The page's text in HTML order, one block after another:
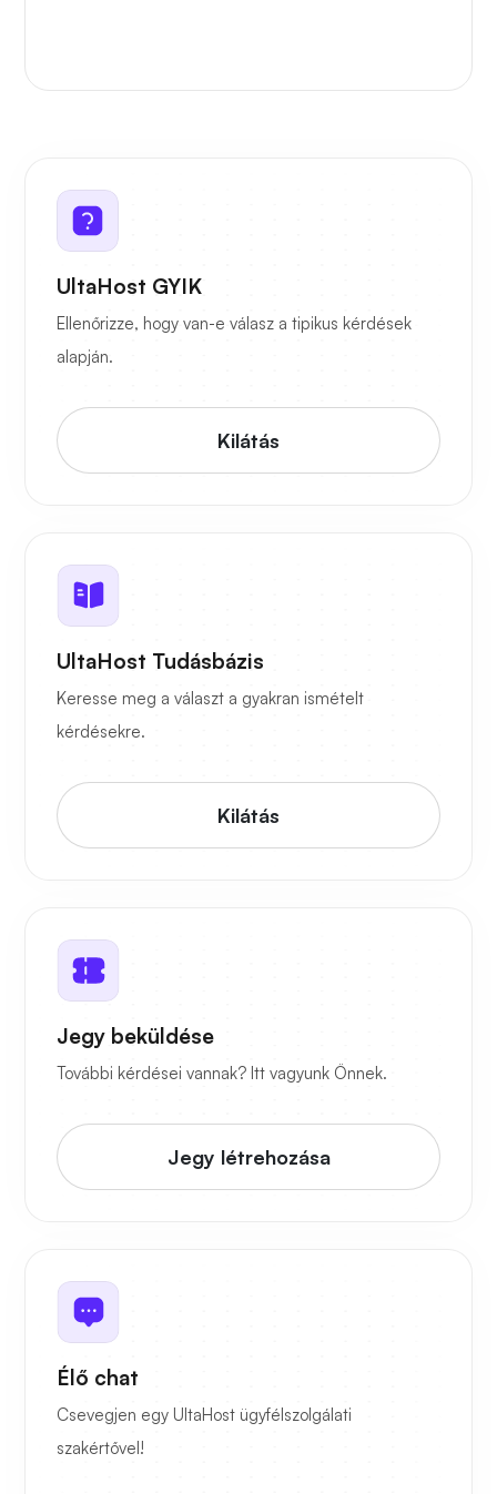
UltaHost GYIK
Ellenőrizze, hogy van-e válasz a tipikus kérdések
alapján.
Kilátás
UltaHost Tudásbázis
Keresse meg a választ a gyakran ismételt
kérdésekre.
Kilátás
Jegy beküldése
További kérdései vannak? Itt vagyunk Önnek.
Jegy létrehozása
Élő chat
Csevegjen egy UltaHost ügyfélszolgálati
szakértővel!